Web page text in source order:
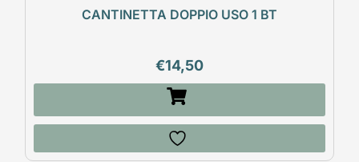
CANTINETTA DOPPIO USO 1 BT
€14,50